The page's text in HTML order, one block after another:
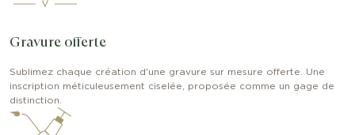
Gravure offerte
Sublimez chaque création d'une gravure sur mesure offerte. Une
inscription méticuleusement ciselée, proposée comme un gage de
distinction.